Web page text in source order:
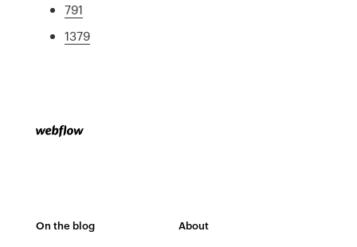
791
1379
On the blog About